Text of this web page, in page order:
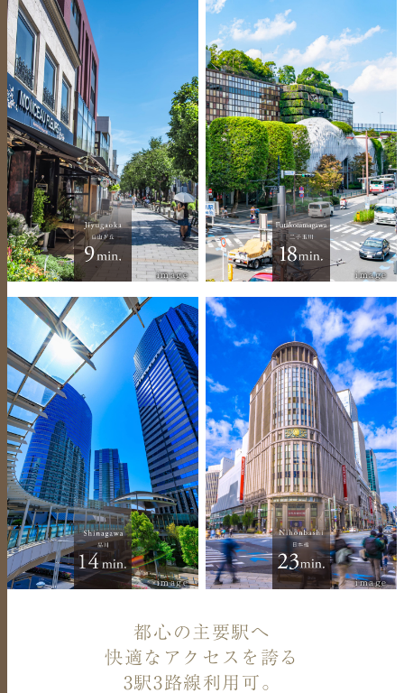
image image
image image
都心の主要駅へ
快適なアクセスを誇る
3駅3路線利用可。